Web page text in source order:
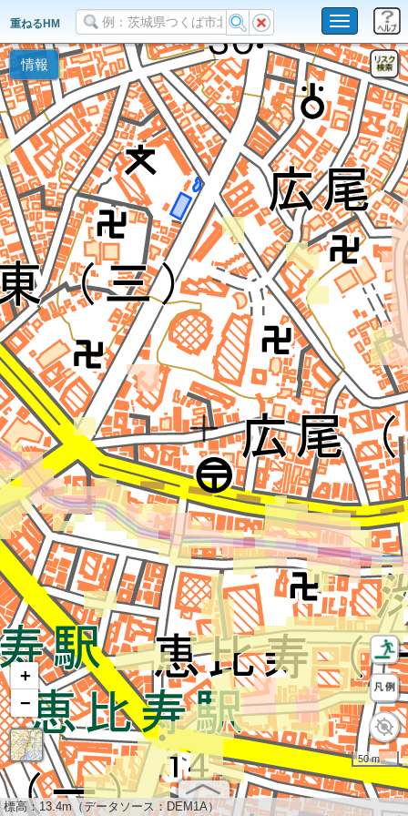
Toggle
navigation
重ねるHM
情報
+
−
50 m
標高：13.4m（データソース：DEM1A）